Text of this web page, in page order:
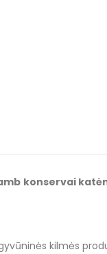
konservai
kilmės